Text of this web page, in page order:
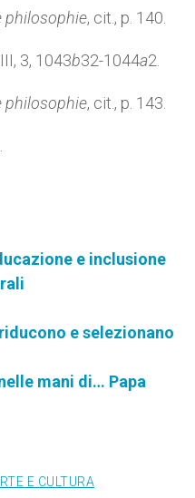
philosophie, cit., p. 140.
3, 1043b32-1044a2.
philosophie, cit., p. 143.
e inclusione
e selezionano
mani di… Papa
E CULTURA